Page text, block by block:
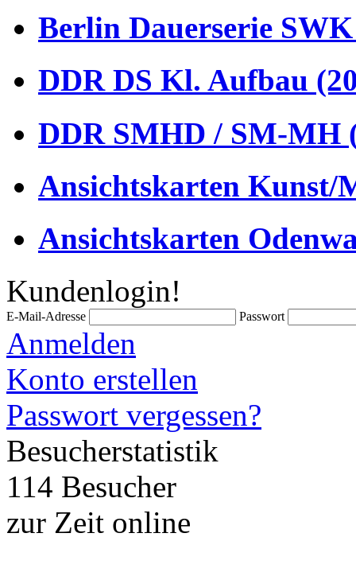
Berlin Dauerserie
DDR DS Kl. Aufbau
DDR SMHD / SM-MH
Ansichtskarten Kunst/
Ansichtskarten
Kundenlogin!
E-Mail-Adresse Passwort
Anmelden
Konto erstellen
Passwort vergessen?
Besucherstatistik
114 Besucher
zur Zeit online